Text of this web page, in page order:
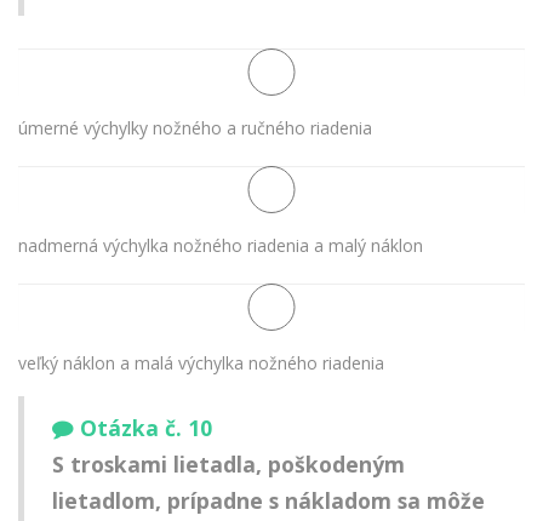
úmerné výchylky nožného a ručného riadenia
nadmerná výchylka nožného riadenia a malý náklon
veľký náklon a malá výchylka nožného riadenia
Otázka č. 10
S troskami lietadla, poškodeným
lietadlom, prípadne s nákladom sa môže